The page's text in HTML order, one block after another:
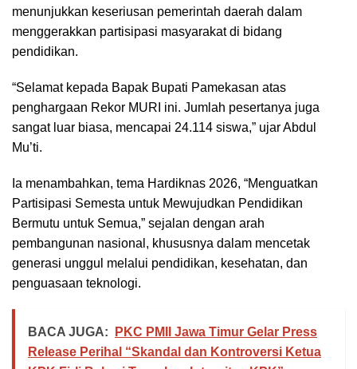
menunjukkan keseriusan pemerintah daerah dalam
menggerakkan partisipasi masyarakat di bidang
pendidikan.
“Selamat kepada Bapak Bupati Pamekasan atas
penghargaan Rekor MURI ini. Jumlah pesertanya juga
sangat luar biasa, mencapai 24.114 siswa,” ujar Abdul
Mu’ti.
Ia menambahkan, tema Hardiknas 2026, “Menguatkan
Partisipasi Semesta untuk Mewujudkan Pendidikan
Bermutu untuk Semua,” sejalan dengan arah
pembangunan nasional, khususnya dalam mencetak
generasi unggul melalui pendidikan, kesehatan, dan
penguasaan teknologi.
BACA JUGA:
PKC PMII Jawa Timur Gelar Press
Release Perihal “Skandal dan Kontroversi Ketua